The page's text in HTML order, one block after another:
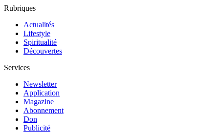
Rubriques
Actualités
Lifestyle
Spiritualité
Découvertes
Services
Newsletter
Application
Magazine
Abonnement
Don
Publicité